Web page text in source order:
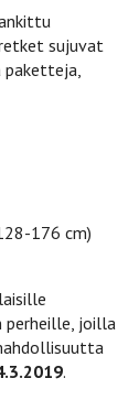
sujuvat
paketteja,
176 cm)
perheille, joilla
.